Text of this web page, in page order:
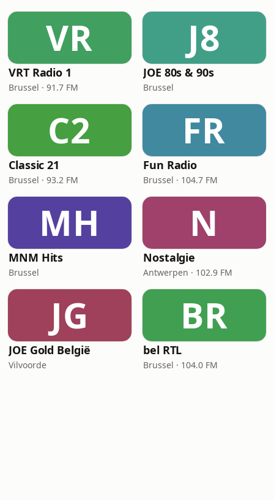
VR
VRT Radio 1
Brussel · 91.7 FM
J8
JOE 80s & 90s
Brussel
C2
Classic 21
Brussel · 93.2 FM
FR
Fun Radio
Brussel · 104.7 FM
MH
MNM Hits
Brussel
N
Nostalgie
Antwerpen · 102.9 FM
JG
JOE Gold België
Vilvoorde
BR
bel RTL
Brussel · 104.0 FM